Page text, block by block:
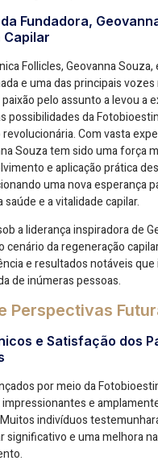
Fundadora,
Capilar
Follicles, Geovanna Souza,
e uma das principais vozes
pelo assunto a levou a
possibilidades da
Com vasta
Souza tem sido uma força
e aplicação prática
uma nova esperança
e a vitalidade capilar.
a liderança inspiradora de
cenário da regeneração
e resultados notáveis que
de inúmeras pessoas.
Perspectivas
e Satisfação dos
por meio da
impressionantes e
indivíduos
significativo e uma melhora